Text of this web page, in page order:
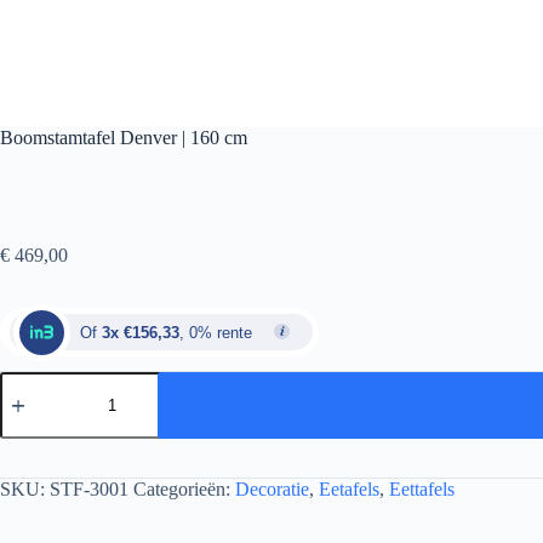
Boomstamtafel Denver | 160 cm
€ 469,00
Of 3x €156,33 , 0% rente
SKU: STF-3001 Categorieën: Decoratie, Eetafels, Eettafels